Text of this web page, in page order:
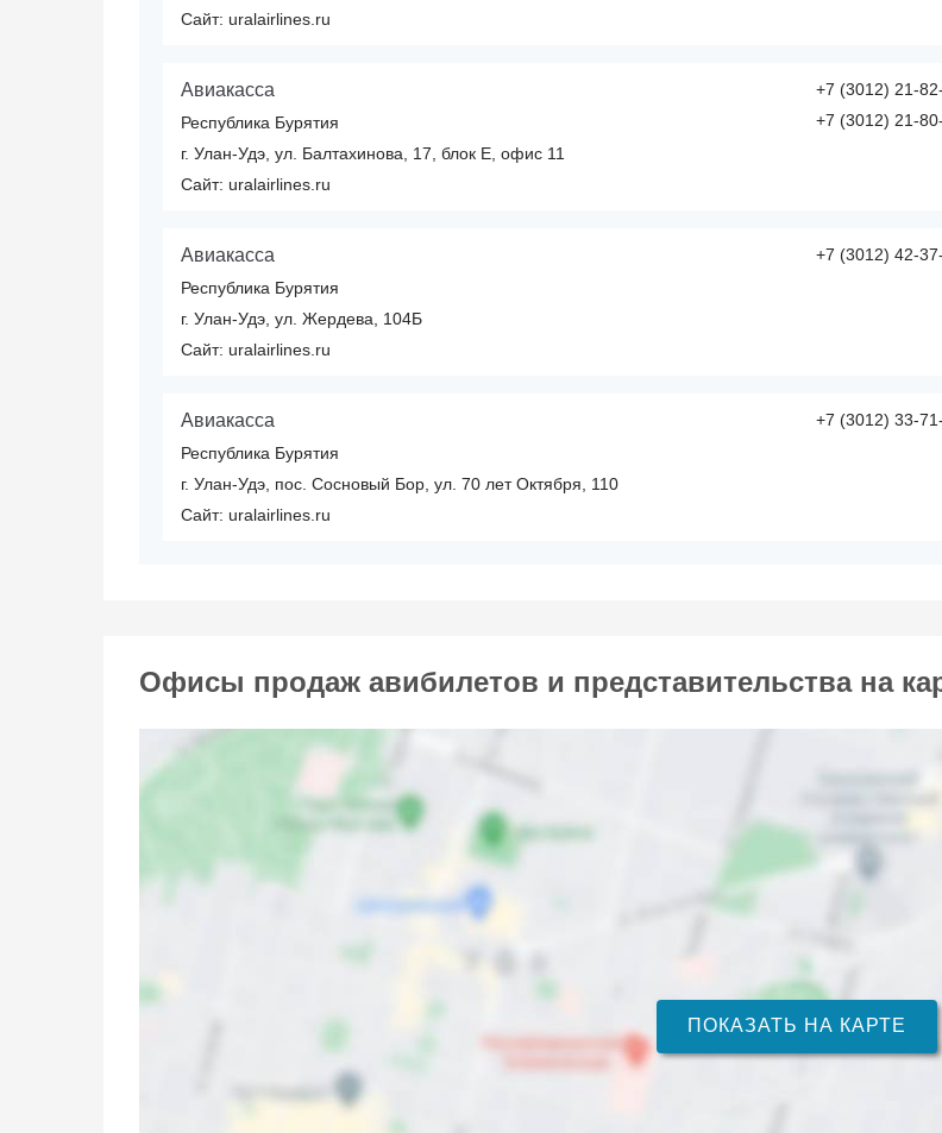
Сайт: uralairlines.ru
Авиакасса
Республика Бурятия
г. Улан-Удэ, ул. Балтахинова, 17, блок Е, офис 11
Сайт: uralairlines.ru
+7 (3012) 21-
+7 (3012) 21-
Авиакасса
Республика Бурятия
г. Улан-Удэ, ул. Жердева, 104Б
Сайт: uralairlines.ru
+7 (3012) 42-
Авиакасса
Республика Бурятия
г. Улан-Удэ, пос. Сосновый Бор, ул. 70 лет Октября, 110
Сайт: uralairlines.ru
+7 (3012) 33-
Офисы продаж авибилетов и представительства на
ПОКАЗАТЬ НА КАРТЕ